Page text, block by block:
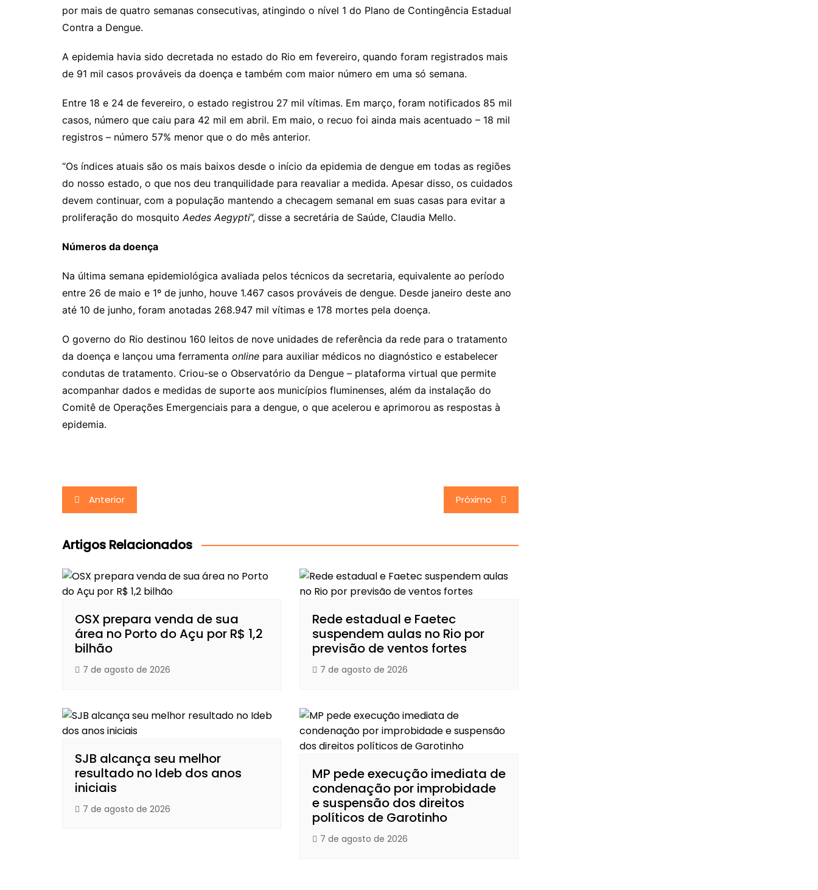
por mais de quatro semanas consecutivas, atingindo o nível 1 do Plano de Contingência Estadual
Contra a Dengue.
A epidemia havia sido decretada no estado do Rio em fevereiro, quando foram registrados mais
de 91 mil casos prováveis da doença e também com maior número em uma só semana.
Entre 18 e 24 de fevereiro, o estado registrou 27 mil vítimas. Em março, foram notificados 85 mil
casos, número que caiu para 42 mil em abril. Em maio, o recuo foi ainda mais acentuado – 18 mil
registros – número 57% menor que o do mês anterior.
“Os índices atuais são os mais baixos desde o início da epidemia de dengue em todas as regiões
do nosso estado, o que nos deu tranquilidade para reavaliar a medida. Apesar disso, os cuidados
devem continuar, com a população mantendo a checagem semanal em suas casas para evitar a
proliferação do mosquitoAedes Aegypti”, disse a secretária de Saúde, Claudia Mello.
Números da doença
Na última semana epidemiológica avaliada pelos técnicos da secretaria, equivalente ao período
entre 26 de maio e 1º de junho, houve 1.467 casos prováveis de dengue. Desde janeiro deste ano
até 10 de junho, foram anotadas 268.947 mil vítimas e 178 mortes pela doença.
O governo do Rio destinou 160 leitos de nove unidades de referência da rede para o tratamento
da doença e lançou uma ferramenta online para auxiliar médicos no diagnóstico e estabelecer
condutas de tratamento. Criou-se o Observatório da Dengue – plataforma virtual que permite
acompanhar dados e medidas de suporte aos municípios fluminenses, além da instalação do
Comitê de Operações Emergenciais para a dengue, o que acelerou e aprimorou as respostas à
epidemia.
Navegação
de
Post
Anterior Próximo
Artigos Relacionados
OSX prepara venda de sua
área no Porto do Açu por R$ 1,2
bilhão
7 de agosto de 2026
Rede estadual e Faetec
suspendem aulas no Rio por
previsão de ventos fortes
7 de agosto de 2026
SJB alcança seu melhor
resultado no Ideb dos anos
iniciais
7 de agosto de 2026
MP pede execução imediata de
condenação por improbidade
e suspensão dos direitos
políticos de Garotinho
7 de agosto de 2026